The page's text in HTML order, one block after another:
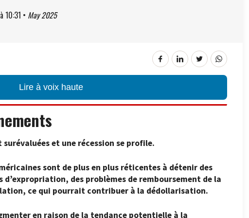
à 10:31 • May 2025
Lire à voix haute
et une récession se profile.
sont de plus en plus réticentes à détenir des
des problèmes de remboursement de la
ce qui pourrait contribuer à la dédollarisation.
en raison de la tendance potentielle à la